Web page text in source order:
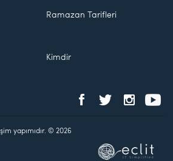
Ramazan Tarifleri
Kimdir
yapımıdır. © 2026